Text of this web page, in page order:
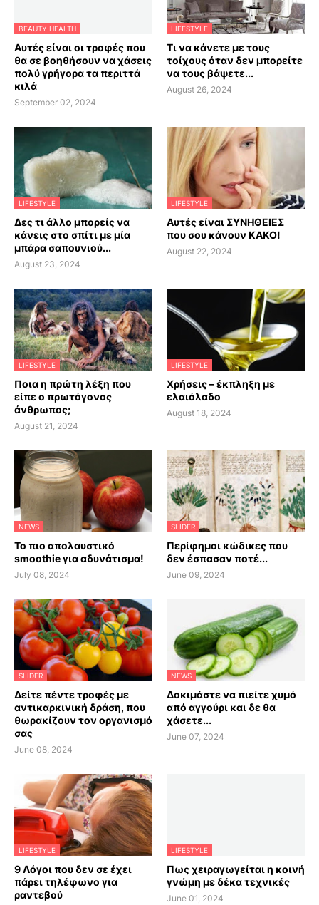
BEAUTY HEALTH
Αυτές είναι οι τροφές που
θα σε βοηθήσουν να χάσεις
πολύ γρήγορα τα περιττά
κιλά
September 02, 2024
LIFESTYLE
Τι να κάνετε με τους
τοίχους όταν δεν μπορείτε
να τους βάψετε...
August 26, 2024
LIFESTYLE
Δες τι άλλο μπορείς να
κάνεις στο σπίτι με μία
μπάρα σαπουνιού...
August 23, 2024
LIFESTYLE
Αυτές είναι ΣΥΝΗΘΕΙΕΣ
που σου κάνουν ΚΑΚΟ!
August 22, 2024
LIFESTYLE
Ποια η πρώτη λέξη που
είπε ο πρωτόγονος
άνθρωπος;
August 21, 2024
LIFESTYLE
Χρήσεις – έκπληξη με
ελαιόλαδο
August 18, 2024
NEWS
Το πιο απολαυστικό
smoothie για αδυνάτισμα!
July 08, 2024
SLIDER
Περίφημοι κώδικες που
δεν έσπασαν ποτέ...
June 09, 2024
SLIDER
Δείτε πέντε τροφές με
αντικαρκινική δράση, που
θωρακίζουν τον οργανισμό
σας
June 08, 2024
NEWS
Δοκιμάστε να πιείτε χυμό
από αγγούρι και δε θα
χάσετε...
June 07, 2024
LIFESTYLE
9 Λόγοι που δεν σε έχει
πάρει τηλέφωνο για
ραντεβού
LIFESTYLE
Πως χειραγωγείται η κοινή
γνώμη με δέκα τεχνικές
June 01, 2024